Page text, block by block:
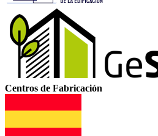
Centros de Fabricación